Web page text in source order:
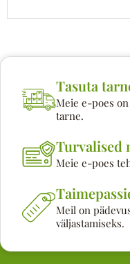
Tasuta
Meie e-poes
tarne.
Turvalised
Meie e-poes
Meil on
väljastamiseks.